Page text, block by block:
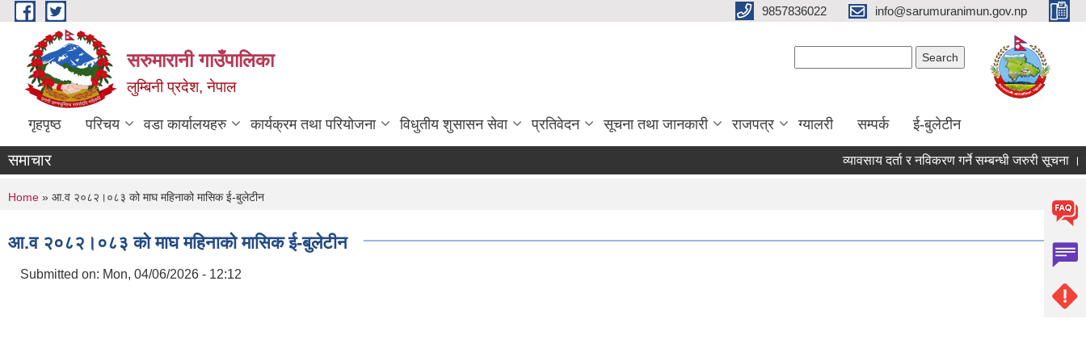
Skip to main content 9857836022 info@sarumuranimun.gov.np
सरुमारानी गाउँपालिका
लुम्बिनी प्रदेश, नेपाल
गृहपृष्ठ परिचय वडा कार्यालयहरु कार्यक्रम तथा परियोजना विधुतीय शुसासन सेवा प्रतिवेदन सूचना तथा जानकारी राजपत्र ग्यालरी सम्पर्क ई-बुलेटीन
समाचार व्यावसाय दर्ता र नविकरण गर्ने सम्बन्धी जरुरी सूचना ।।।
You are here
Home » आ.व २०८२।०८३ को माघ महिनाको मासिक ई-बुलेटीन
आ.व २०८२।०८३ को माघ महिनाको मासिक ई-बुलेटीन
Submitted on: Mon, 04/06/2026 - 12:12